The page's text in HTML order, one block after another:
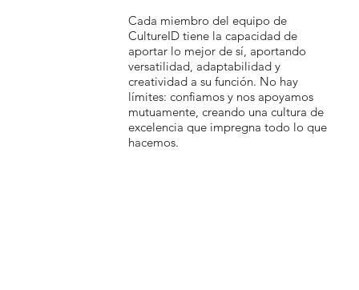
Cada miembro del equipo de
CultureID tiene la capacidad de
aportar lo mejor de sí, aportando
versatilidad, adaptabilidad y
creatividad a su función. No hay
límites: confiamos y nos apoyamos
mutuamente, creando una cultura de
excelencia que impregna todo lo que
hacemos.